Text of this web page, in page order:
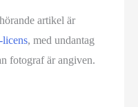
artikel är
, med undantag
fotograf är angiven.